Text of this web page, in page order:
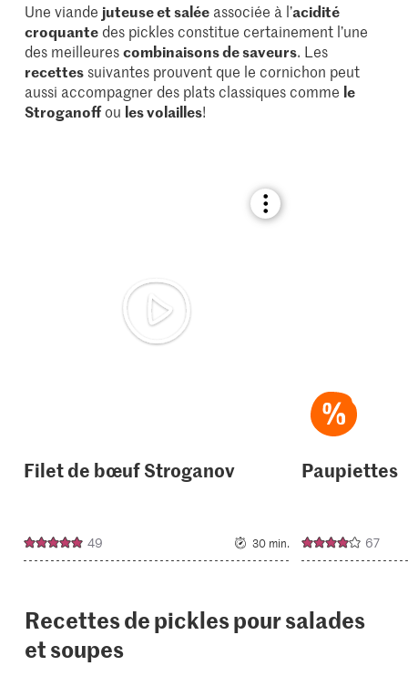
Une viande juteuse et salée associée à l’acidité
croquante des pickles constitue certainement l’une
des meilleurescombinaisons de saveurs. Les
recettes suivantes prouvent que le cornichon peut
aussi accompagner des plats classiques comme le
Stroganoffou les volailles!
Bookmark
recipe
Filet de bœuf Stroganov
49 30 min.
Paupiettes
67
Recettes de pickles pour salades
et soupes